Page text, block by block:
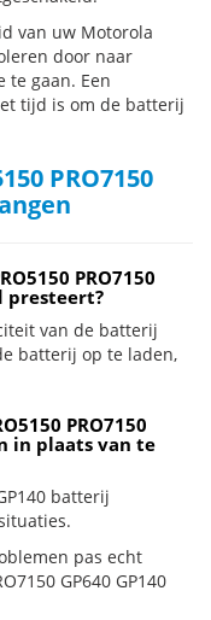
van uw Motorola
door naar
te gaan. Een
tijd is om de batterij
PRO7150
PRO7150
presteert?
van de batterij
batterij op te laden,
PRO7150
in plaats van te
batterij
pas echt
GP640 GP140